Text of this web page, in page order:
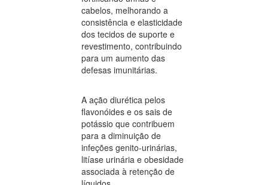
cabelos, melhorando a
consistência e elasticidade
dos tecidos de suporte e
revestimento, contribuindo
para um aumento das
defesas imunitárias.
A ação diurética pelos
flavonóides e os sais de
potássio que contribuem
para a diminuição de
infeções genito-urinárias,
litíase urinária e obesidade
associada à retenção de